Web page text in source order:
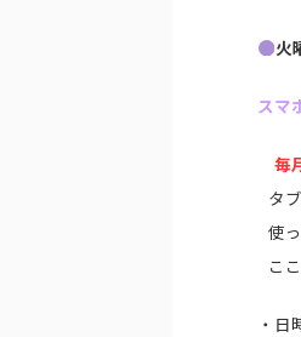
火
スマ
毎
タ
使
こ
・